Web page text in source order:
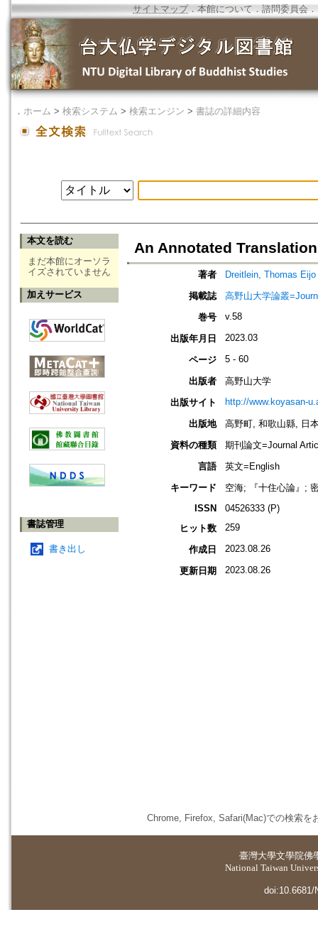
サイトマップ．本館について ． 諮問委員会 ．
． ホーム > 検索システム > 検索エンジン > 書誌の詳細内容
本文を読む
まだ本館にオーソラ
イズされていません
加えサービス
書誌管理
書き出し
An Annotated
著者
Dreitlein, Thomas Eijo
掲載誌
高野山大学論叢
巻号
v.58
出版年月日 2023.03
ページ 5 - 60
出版者
高野山大学
出版サイト
http://www.koyasan-
出版地
高野町, 和歌山縣, 日
資料の種類
期刊論文=Journal
言語
英文=English
キーワード
空海; 『十住心論』;
ISSN
04526333 (P)
ヒット数
259
作成日 2023.08.26
更新日期 2023.08.26
Chrome, Firefox, Safari(Mac)での検索を
臺灣大學文學院佛
National Taiwan
doi:10.6681/